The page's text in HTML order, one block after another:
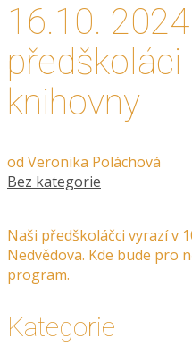
16.10.
předškoláci
knihovny
od Veronika Poláchová
Bez kategorie
Naši předškoláčci vyrazí v
Nedvědova. Kde bude pro
program.
Kategorie